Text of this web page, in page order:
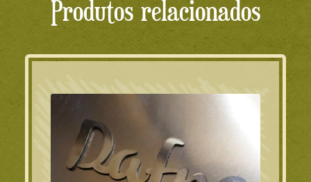
Produtos relacionados